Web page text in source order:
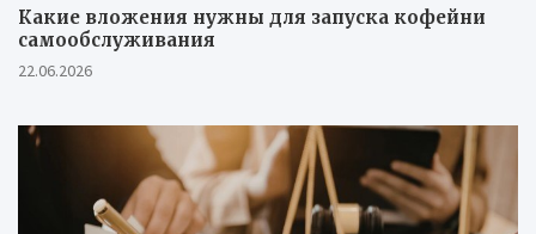
Какие вложения нужны для запуска кофейни
самообслуживания
22.06.2026